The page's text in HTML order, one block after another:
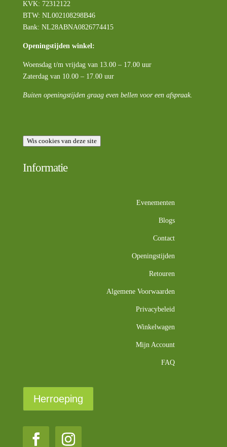
KVK: 72312122
BTW: NL002108298B46
Bank: NL28ABNA0826774415
Openingstijden winkel:
Woensdag t/m vrijdag van 13.00 – 17.00 uur
Zaterdag van 10.00 – 17.00 uur
Buiten openingstijden graag even bellen voor een afspraak.
Wis cookies van deze site
Informatie
Evenementen
Blogs
Contact
Openingstijden
Retouren
Algemene Voorwaarden
Privacybeleid
Winkelwagen
Mijn Account
FAQ
Herroeping